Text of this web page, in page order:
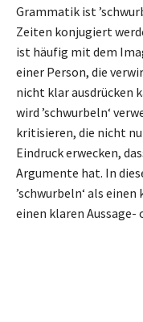
Grammatik ist
Zeiten konjugiert
ist häufig mit dem
einer Person, die
nicht klar ausdrücken
wird ’schwurbeln‘
kritisieren, die nicht
Eindruck erwecken,
Argumente hat. In
’schwurbeln‘ als
einen klaren